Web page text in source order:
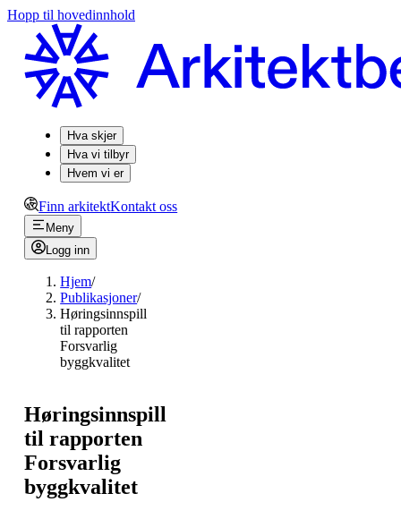
Hopp til hovedinnhold
Hva skjer
Hva vi tilbyr
Hvem vi er
Finn arkitektKontakt oss
Meny
Logg inn
Hjem/
Publikasjoner/
Høringsinnspill
til rapporten
Forsvarlig
byggkvalitet
Høringsinnspill
til rapporten
Forsvarlig
byggkvalitet